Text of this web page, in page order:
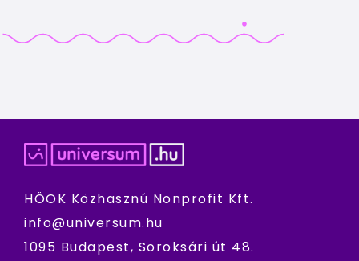
HÖOK Közhasznú Nonprofit Kft.
info@universum.hu
1095 Budapest, Soroksári út 48.